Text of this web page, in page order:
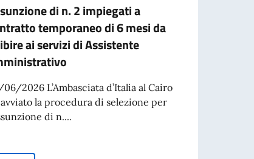
dal 3 agosto
di n. 2 impiegati a
temporaneo di 6 mesi da
ai servizi di Assistente
2026 L’Ambasciata d’Italia al Cairo
la procedura di selezione per
di n....